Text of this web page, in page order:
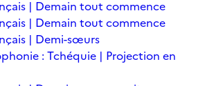
| Demain tout commence
| Demain tout commence
| Demi-sœurs
: Tchéquie | Projection en